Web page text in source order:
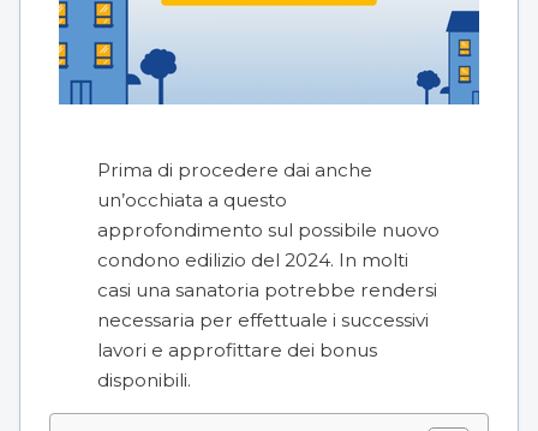
Prima di procedere dai anche
un’occhiata a questo
approfondimento sul possibile nuovo
condono edilizio del 2024. In molti
casi una sanatoria potrebbe rendersi
necessaria per effettuale i successivi
lavori e approfittare dei bonus
disponibili.